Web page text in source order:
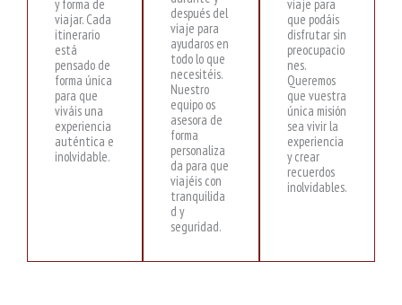
y forma de
viajar. Cada
itinerario
está
pensado de
forma única
para que
viváis una
experiencia
auténtica e
inolvidable.
después del
viaje para
ayudaros en
todo lo que
necesitéis.
Nuestro
equipo os
asesora de
forma
personaliza
da para que
viajéis con
tranquilida
d y
seguridad.
viaje para
que podáis
disfrutar sin
preocupacio
nes.
Queremos
que vuestra
única misión
sea vivir la
experiencia
y crear
recuerdos
inolvidables.